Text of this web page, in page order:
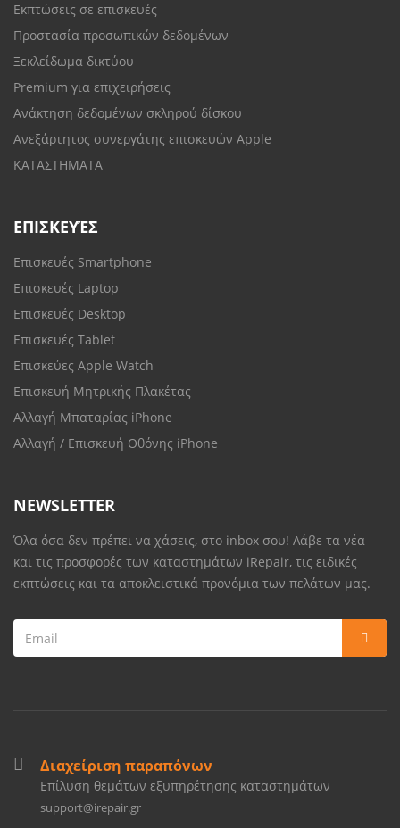
Εκπτώσεις σε επισκευές
Προστασία προσωπικών δεδομένων
Ξεκλείδωμα δικτύου
Premium για επιχειρήσεις
Ανάκτηση δεδομένων σκληρού δίσκου
Ανεξάρτητος συνεργάτης επισκευών Apple
ΚΑΤΑΣΤΗΜΑΤΑ
ΕΠΙΣΚΕΥΈΣ
Επισκευές Smartphone
Επισκευές Laptop
Επισκευές Desktop
Επισκευές Tablet
Επισκεύες Apple Watch
Επισκευή Μητρικής Πλακέτας
Αλλαγή Μπαταρίας iPhone
Αλλαγή / Επισκευή Οθόνης iPhone
NEWSLETTER
Όλα όσα δεν πρέπει να χάσεις, στο inbox σου! Λάβε τα νέα
και τις προσφορές των καταστημάτων iRepair, τις ειδικές
εκπτώσεις και τα αποκλειστικά προνόμια των πελάτων μας.
Διαχείριση παραπόνων
Επίλυση θεμάτων εξυπηρέτησης καταστημάτων
support@irepair.gr